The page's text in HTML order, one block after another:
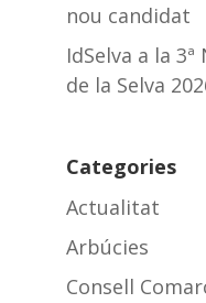
nou candidat
IdSelva a la
de la Selva
Categories
Actualitat
Arbúcies
Consell